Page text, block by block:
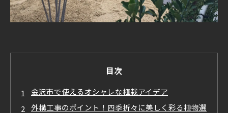
目次
金沢市で使えるオシャレな植栽アイデア
外構工事のポイント！四季折々に美しく彩る植物選